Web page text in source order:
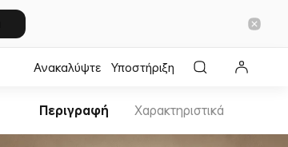
Ανακαλύψτε Υποστήριξη
Περιγραφή Χαρακτηριστικά